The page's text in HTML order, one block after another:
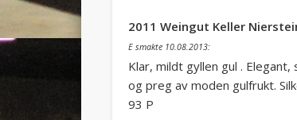
2011 Weingut Keller
E smakte 10.08.2013:
Klar, mildt gyllen gul .
og preg av moden gulfrukt.
93 P